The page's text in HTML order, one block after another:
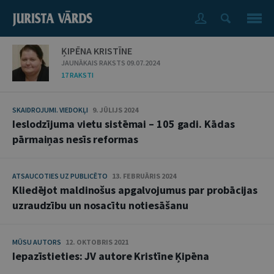
ĶIPĒNA KRISTĪNE
JAUNĀKAIS RAKSTS 09.07.2024
17 RAKSTI
SKAIDROJUMI. VIEDOKĻI 9. JŪLIJS 2024
Ieslodzījuma vietu sistēmai – 105 gadi. Kādas
pārmaiņas nesīs reformas
ATSAUCOTIES UZ PUBLICĒTO 13. FEBRUĀRIS 2024
Kliedējot maldinošus apgalvojumus par probācijas
uzraudzību un nosacītu notiesāšanu
MŪSU AUTORS 12. OKTOBRIS 2021
Iepazīstieties: JV autore Kristīne Ķipēna